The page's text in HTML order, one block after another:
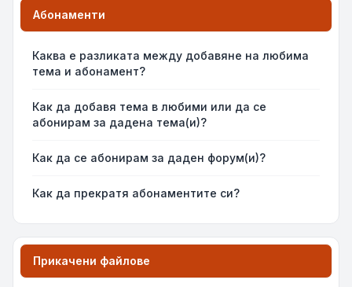
Абонаменти
Каква е разликата между добавяне на любима
тема и абонамент?
Как да добавя тема в любими или да се
абонирам за дадена тема(и)?
Как да се абонирам за даден форум(и)?
Как да прекратя абонаментите си?
Прикачени файлове